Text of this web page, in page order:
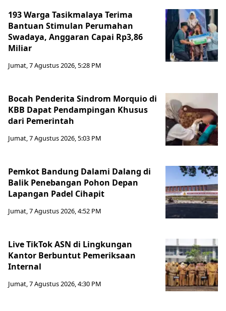
193 Warga Tasikmalaya Terima
Bantuan Stimulan Perumahan
Swadaya, Anggaran Capai Rp3,86
Miliar
Jumat, 7 Agustus 2026, 5:28 PM
Bocah Penderita Sindrom Morquio di
KBB Dapat Pendampingan Khusus
dari Pemerintah
Jumat, 7 Agustus 2026, 5:03 PM
Pemkot Bandung Dalami Dalang di
Balik Penebangan Pohon Depan
Lapangan Padel Cihapit
Jumat, 7 Agustus 2026, 4:52 PM
Live TikTok ASN di Lingkungan
Kantor Berbuntut Pemeriksaan
Internal
Jumat, 7 Agustus 2026, 4:30 PM